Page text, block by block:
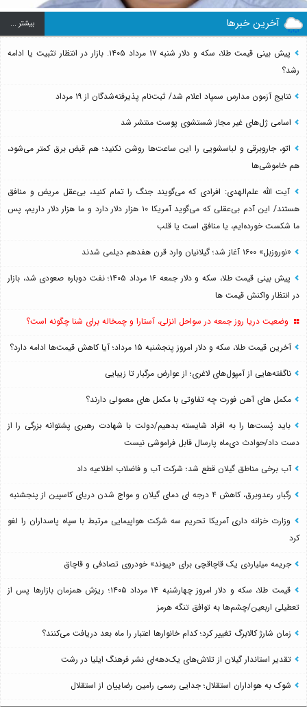
آخرین خبرها بيشتر ...
پیش بینی قیمت طلا، سکه و دلار شنبه ۱۷ مرداد ۱۴۰۵. بازار در انتظار تثبیت یا ادامه
رشد؟
نتایج آزمون مدارس سمپاد اعلام شد/ ثبت‌نام پذیرفته‌شدگان از ۱۹ مرداد
اسامی ژل‌های غیر مجاز شستشوی پوست منتشر شد
اتو، جاروبرقی و لباسشویی را این ساعت‌ها روشن نکنید؛ هم قبض برق کمتر می‌شود،
هم خاموشی‌ها
آیت الله علم‌الهدی: افرادی که می‌گویند جنگ را تمام کنید، بی‌عقل مریض و منافق
هستند/ این آدم بی‌عقلی که می‌گوید آمریکا ۱۰ هزار دلار دارد و ما هزار دلار داریم، پس
ما شکست خورده‌ایم، یا منافق است یا قلب
«نوروزبل» ۱۶۰۰ آغاز شد؛ گیلانیان وارد قرن هفدهم دیلمی شدند
پیش بینی قیمت طلا، سکه و دلار جمعه ۱۶ مرداد ۱۴۰۵؛ نفت دوباره صعودی شد، بازار
در انتظار واکنش قیمت ها
وضعیت دریا روز جمعه در سواحل انزلی، آستارا و چمخاله برای شنا چگونه است؟
آخرین قیمت طلا، سکه و دلار امروز پنجشنبه ۱۵ مرداد؛ آیا کاهش قیمت‌ها ادامه دارد؟
ناگفته‌هایی از آمپول‌های لاغری؛ از عوارض مرگبار تا زیبایی
مکمل های آهن فورت چه تفاوتی با مکمل های معمولی دارند؟
باید پُست‌ها را به افراد شایسته بدهیم/دولت با شهادت رهبری پشتوانه بزرگی را از
دست داد/حوادث دی‌ماه پارسال قابل فراموشی نیست
آب برخی مناطق گیلان قطع شد؛ شرکت آب و فاضلاب اطلاعیه داد
رگبار، رعدوبرق، کاهش ۴ درجه ای دمای گیلان و مواج شدن دریای کاسپین از پنجشنبه
وزارت خزانه داری آمریکا تحریم سه شرکت هواپیمایی مرتبط با سپاه پاسداران را لغو
کرد
جریمه میلیاردی یک قاچاقچی برای «پیوند» خودروی تصادفی و قاچاق
قیمت طلا، سکه و دلار امروز چهارشنبه ۱۴ مرداد ۱۴۰۵؛ ریزش همزمان بازارها پس از
تعطیلی اربعین/چشم‌ها به توافق تنگه هرمز
زمان شارژ کالابرگ تغییر کرد؛ کدام خانوارها اعتبار را ماه بعد دریافت می‌کنند؟
تقدیر استاندار گیلان از تلاش‌های یک‌دهه‌ای نشر فرهنگ ایلیا در رشت
شوک به هواداران استقلال؛ جدایی رسمی رامین رضاییان از استقلال